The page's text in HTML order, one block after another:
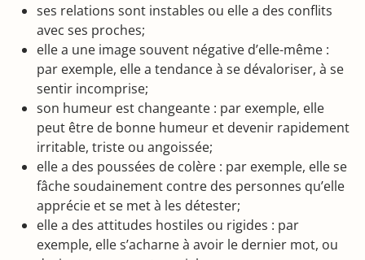
ses relations sont instables ou elle a des conflits
avec ses proches;
elle a une image souvent négative d’elle-même :
par exemple, elle a tendance à se dévaloriser, à se
sentir incomprise;
son humeur est changeante : par exemple, elle
peut être de bonne humeur et devenir rapidement
irritable, triste ou angoissée;
elle a des poussées de colère : par exemple, elle se
fâche soudainement contre des personnes qu’elle
apprécie et se met à les détester;
elle a des attitudes hostiles ou rigides : par
exemple, elle s’acharne à avoir le dernier mot, ou